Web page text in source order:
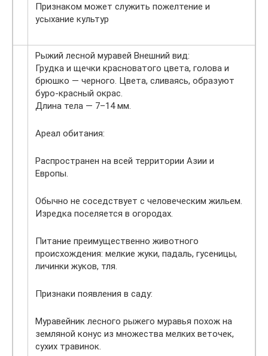
Признаком может служить пожелтение и
усыхание культур
Рыжий лесной муравей Внешний вид:
Грудка и щечки красноватого цвета, голова и
брюшко — черного. Цвета, сливаясь, образуют
буро-красный окрас.
Длина тела — 7–14 мм.
Ареал обитания:
Распространен на всей территории Азии и
Европы.
Обычно не соседствует с человеческим жильем.
Изредка поселяется в огородах.
Питание преимущественно животного
происхождения: мелкие жуки, падаль, гусеницы,
личинки жуков, тля.
Признаки появления в саду:
Муравейник лесного рыжего муравья похож на
земляной конус из множества мелких веточек,
сухих травинок.